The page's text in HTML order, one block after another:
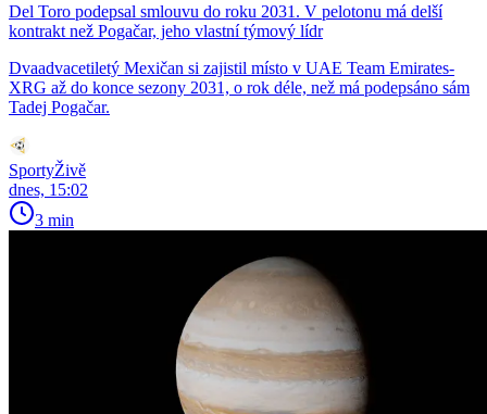
Del Toro podepsal smlouvu do roku 2031. V pelotonu má delší
kontrakt než Pogačar, jeho vlastní týmový lídr
Dvaadvacetiletý Mexičan si zajistil místo v UAE Team Emirates-
XRG až do konce sezony 2031, o rok déle, než má podepsáno sám
Tadej Pogačar.
SportyŽivě
dnes, 15:02
3 min